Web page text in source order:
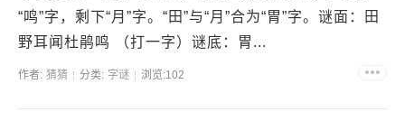
“鸣”字，剩下“月”字。“田”与“月”合为“胃”字。谜面：田
野耳闻杜鹃鸣 （打一字）谜底：胃...
作者: 猜猜 分类: 字谜 浏览:102